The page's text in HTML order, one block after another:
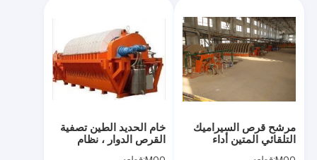
خام الحديد الطين تصفية
القرص الدوار ، نظام
مرشح قرص السيراميك
التلقائي المتين أداء